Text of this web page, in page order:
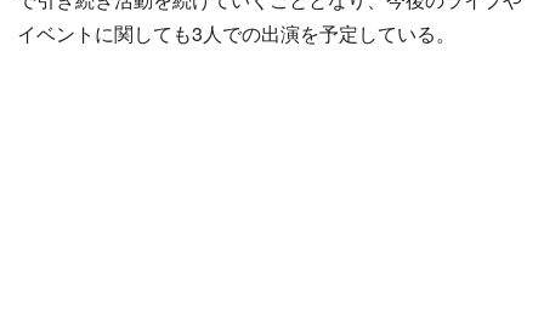
イベントに関しても3人での出演を予定している。